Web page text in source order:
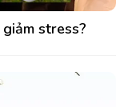
stress?